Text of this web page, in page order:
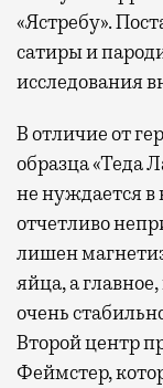
«Ястребу».
сатиры и
исследования
В отличие от
образца «Теда
не нуждается
отчетливо
лишен
яйца, а
очень
Второй центр
Феймстер,